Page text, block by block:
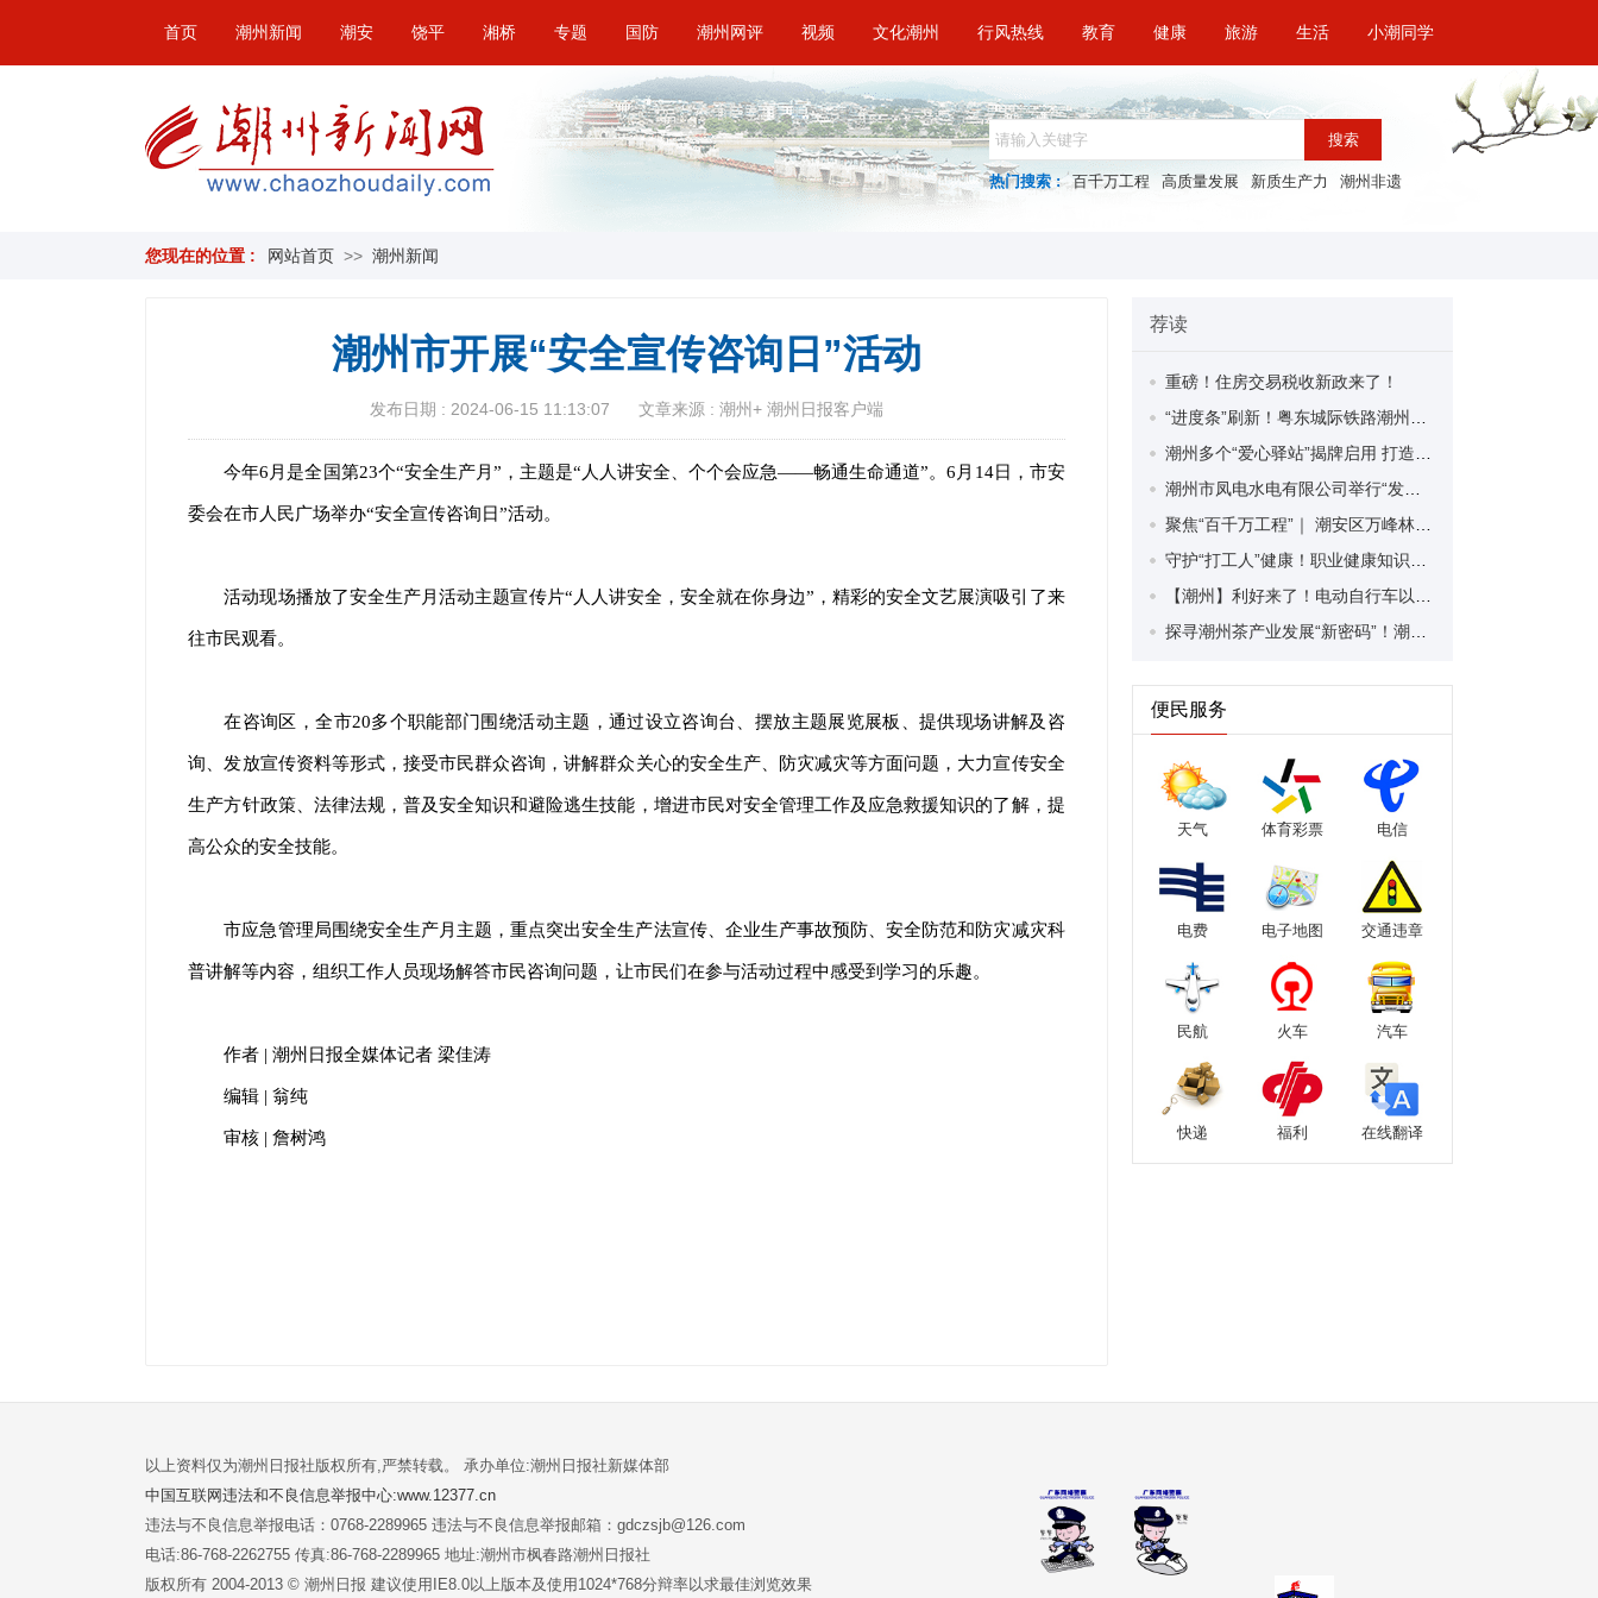
首页 潮州新闻 潮安 饶平 湘桥 专题 国防 潮州网评 视频 文化潮州 行风热线 教育 健康 旅游 生活 小潮同学
搜索
热门搜索 : 百千万工程 高质量发展 新质生产力 潮州非遗
您现在的位置 : 网站首页 >> 潮州新闻
潮州市开展“安全宣传咨询日”活动
发布日期 : 2024-06-15 11:13:07 文章来源 : 潮州+ 潮州日报客户端
今年6月是全国第23个“安全生产月”，主题是“人人讲安全、个个会应急——畅通生命通道”。6月14日，市安
委会在市人民广场举办“安全宣传咨询日”活动。
活动现场播放了安全生产月活动主题宣传片“人人讲安全，安全就在你身边”，精彩的安全文艺展演吸引了来
往市民观看。
在咨询区，全市20多个职能部门围绕活动主题，通过设立咨询台、摆放主题展览展板、提供现场讲解及咨
询、发放宣传资料等形式，接受市民群众咨询，讲解群众关心的安全生产、防灾减灾等方面问题，大力宣传安全
生产方针政策、法律法规，普及安全知识和避险逃生技能，增进市民对安全管理工作及应急救援知识的了解，提
高公众的安全技能。
市应急管理局围绕安全生产月主题，重点突出安全生产法宣传、企业生产事故预防、安全防范和防灾减灾科
普讲解等内容，组织工作人员现场解答市民咨询问题，让市民们在参与活动过程中感受到学习的乐趣。
作者 | 潮州日报全媒体记者 梁佳涛
编辑 | 翁纯
审核 | 詹树鸿
荐读
重磅！住房交易税收新政来了！
便民服务
天气 体育彩票 电信
电费 电子地图 交通违章
民航 火车 汽车
快递 福利 在线翻译
以上资料仅为潮州日报社版权所有,严禁转载。 承办单位:潮州日报社新媒体部
中国互联网违法和不良信息举报中心:www.12377.cn
违法与不良信息举报电话：0768-2289965 违法与不良信息举报邮箱：gdczsjb@126.com
电话:86-768-2262755 传真:86-768-2289965 地址:潮州市枫春路潮州日报社
版权所有 2004-2013 © 潮州日报 建议使用IE8.0以上版本及使用1024*768分辩率以求最佳浏览效果